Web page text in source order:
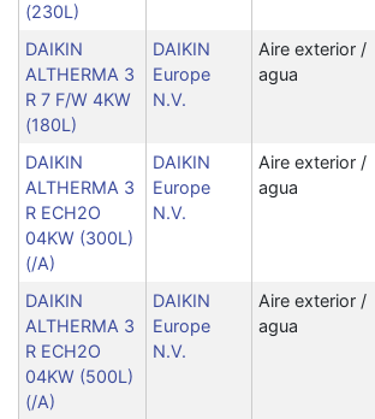
(230L)
DAIKIN
ALTHERMA 3
R 7 F/W 4KW
(180L)
DAIKIN
Europe
N.V.
Aire exterior /
agua
DAIKIN
ALTHERMA 3
R ECH2O
04KW (300L)
(/A)
DAIKIN
Europe
N.V.
Aire exterior /
agua
DAIKIN
ALTHERMA 3
R ECH2O
04KW (500L)
(/A)
DAIKIN
Europe
N.V.
Aire exterior /
agua